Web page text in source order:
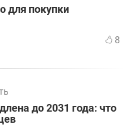
для покупки
8
до 2031 года: что